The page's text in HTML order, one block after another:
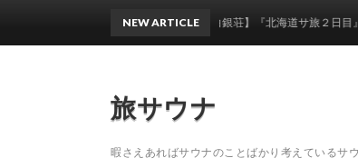
旅サウナ
暇さえあればサウナのことばかり考えているサ
NEW ARTICLE
【吹上温泉保養センター 白銀荘】『北海道サ旅２日目』雪国サ